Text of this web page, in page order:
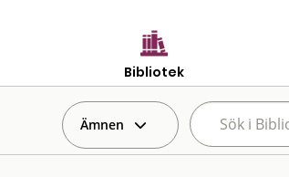
Bibliotek
Ämnen